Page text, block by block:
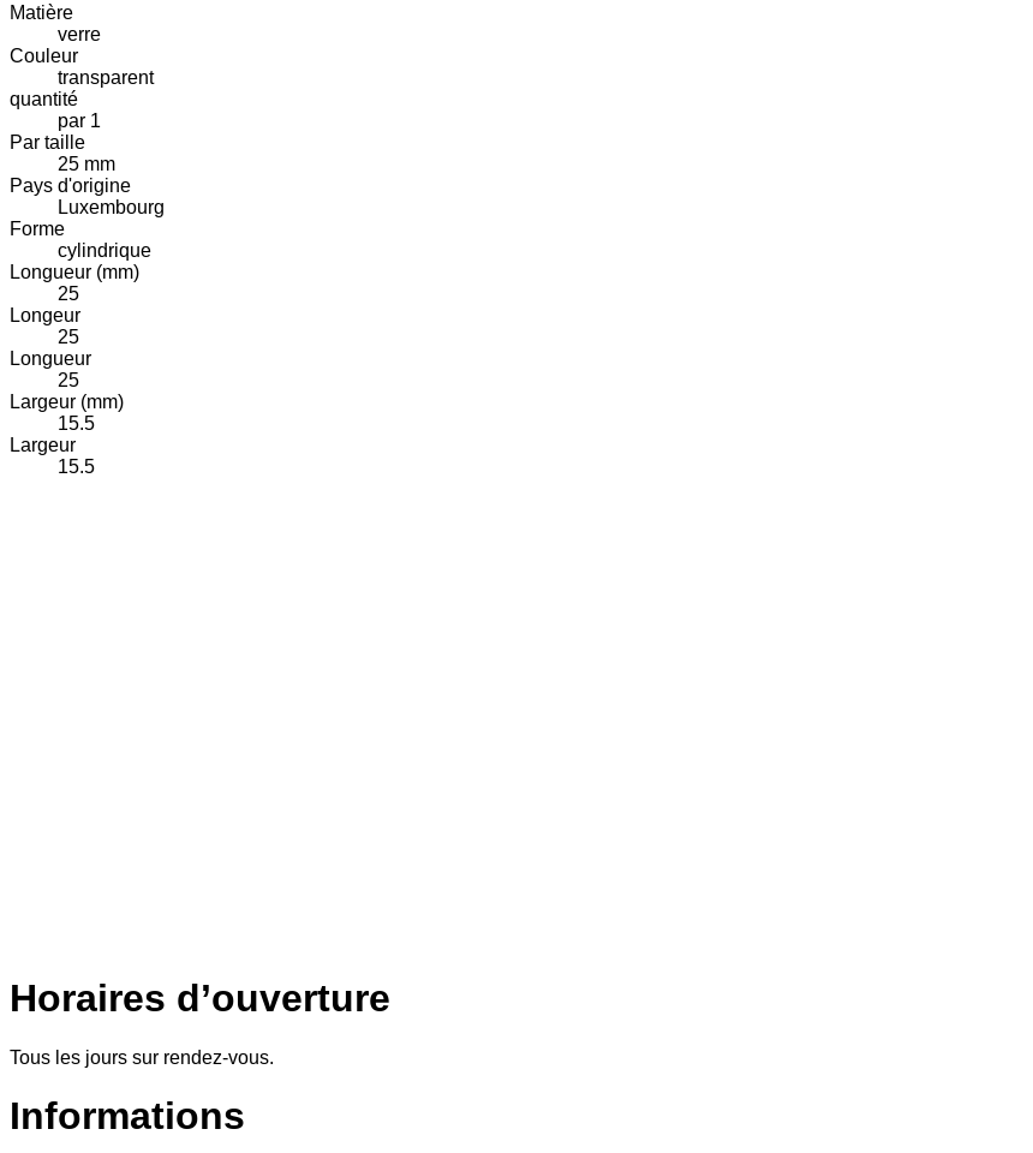
Matière
verre
Couleur
transparent
quantité
par 1
Par taille
25 mm
Pays d'origine
Luxembourg
Forme
cylindrique
Longueur (mm)
25
Longeur
25
Longueur
25
Largeur (mm)
15.5
Largeur
15.5
Horaires d’ouverture
Tous les jours sur rendez-vous.
Informations